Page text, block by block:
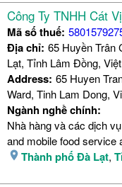
Công Ty TNHH Cát
Mã số thuế:
Địa chỉ: 65 Huyền Trân
Lạt, Tỉnh Lâm Đồng,
Address: 65 Huyen
Ward, Tinh Lam Dong,
Ngành nghề chính:
Nhà hàng và các dịch
and mobile food service
Thành phố Đà Lạt,